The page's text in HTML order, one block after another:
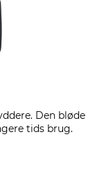
Den bløde
tids brug.